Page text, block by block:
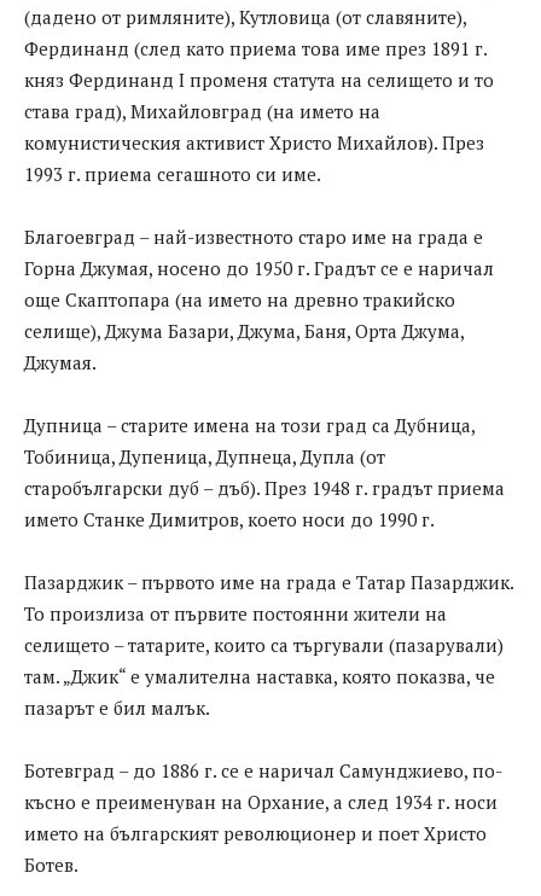
(дадено от римляните), Кутловица (от славяните),
Фердинанд (след като приема това име през 1891 г.
княз Фердинанд I променя статута на селището и то
става град), Михайловград (на името на
комунистическия активист Христо Михайлов). През
1993 г. приема сегашното си име.
Благоевград – най-известното старо име на града е
Горна Джумая, носено до 1950 г. Градът се е наричал
още Скаптопара (на името на древно тракийско
селище), Джума Базари, Джума, Баня, Орта Джума,
Джумая.
Дупница – старите имена на този град са Дубница,
Тобиница, Дупеница, Дупнеца, Дупла (от
старобългарски дуб – дъб). През 1948 г. градът приема
името Станке Димитров, което носи до 1990 г.
Пазарджик – първото име на града е Татар Пазарджик.
То произлиза от първите постоянни жители на
селището – татарите, които са търгували (пазарували)
там. „Джик“ е умалителна наставка, която показва, че
пазарът е бил малък.
Ботевград – до 1886 г. се е наричал Самунджиево, по-
късно е преименуван на Орхание, а след 1934 г. носи
името на българският революционер и поет Христо
Ботев.